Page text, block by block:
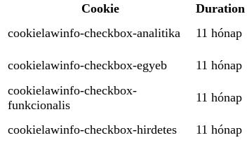
Cookie
Duration
cookielawinfo-checkbox-analitika
11 hónap
cookielawinfo-checkbox-egyeb
11 hónap
cookielawinfo-checkbox-
funkcionalis
11 hónap
cookielawinfo-checkbox-hirdetes
11 hónap